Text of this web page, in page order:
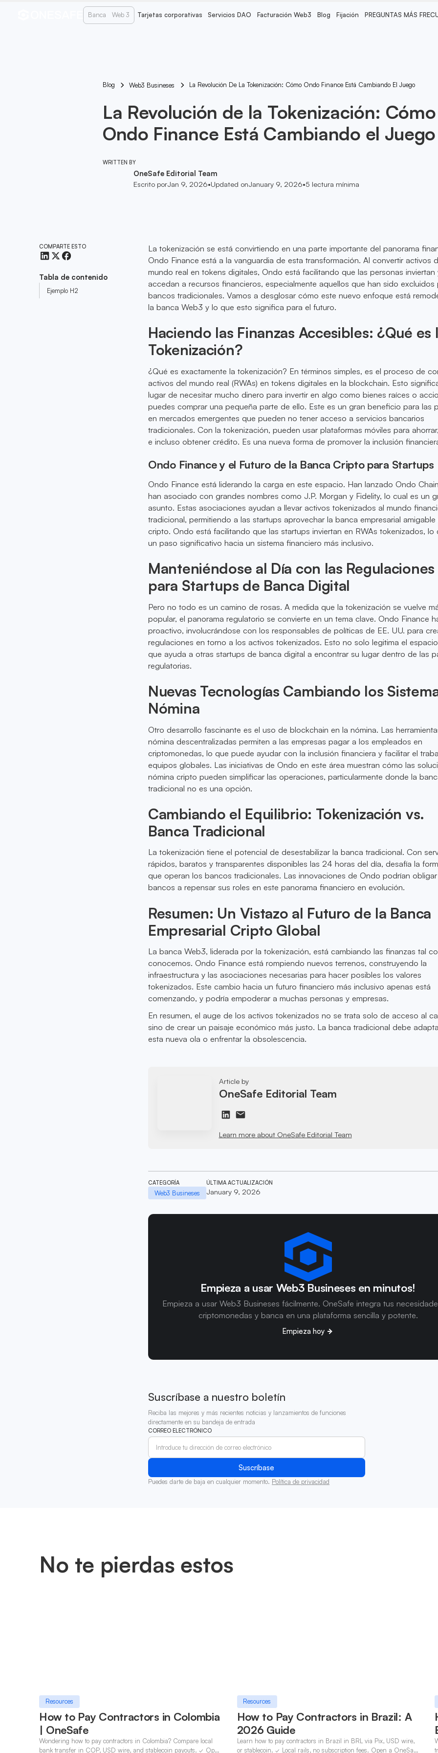
Banca Web 3 Tarjetas corporativas Servicios DAO Facturación Web3 Blog Fijación PREGUNTAS MÁS
Blog Web3 Busineses La Revolución De La Tokenización: Cómo Ondo Finance Está Cambiando El Juego
La Revolución de la Tokenización: Cómo
Ondo Finance Está Cambiando el Juego
WRITTEN BY
OneSafe Editorial Team
Escrito porJan 9, 2026•Updated onJanuary 9, 2026•5 lectura mínima
COMPARTE ESTO
Tabla de contenido
Ejemplo H2
La tokenización se está convirtiendo en una parte importante del panorama
Ondo Finance está a la vanguardia de esta transformación. Al convertir activos
mundo real en tokens digitales, Ondo está facilitando que las personas inviertan
accedan a recursos financieros, especialmente aquellos que han sido excluidos
bancos tradicionales. Vamos a desglosar cómo este nuevo enfoque está
la banca Web3 y lo que esto significa para el futuro.
Haciendo las Finanzas Accesibles: ¿Qué es
Tokenización?
¿Qué es exactamente la tokenización? En términos simples, es el proceso de
activos del mundo real (RWAs) en tokens digitales en la blockchain. Esto
lugar de necesitar mucho dinero para invertir en algo como bienes raíces o
puedes comprar una pequeña parte de ello. Este es un gran beneficio para las
en mercados emergentes que pueden no tener acceso a servicios bancarios
tradicionales. Con la tokenización, pueden usar plataformas móviles para
e incluso obtener crédito. Es una nueva forma de promover la inclusión
Ondo Finance y el Futuro de la Banca Cripto para Startups
Ondo Finance está liderando la carga en este espacio. Han lanzado Ondo
han asociado con grandes nombres como J.P. Morgan y Fidelity, lo cual es un
asunto. Estas asociaciones ayudan a llevar activos tokenizados al mundo
tradicional, permitiendo a las startups aprovechar la banca empresarial amigable
cripto. Ondo está facilitando que las startups inviertan en RWAs tokenizados, lo
un paso significativo hacia un sistema financiero más inclusivo.
Manteniéndose al Día con las Regulaciones
para Startups de Banca Digital
Pero no todo es un camino de rosas. A medida que la tokenización se vuelve
popular, el panorama regulatorio se convierte en un tema clave. Ondo Finance
proactivo, involucrándose con los responsables de políticas de EE. UU. para
regulaciones en torno a los activos tokenizados. Esto no solo legitima el
que ayuda a otras startups de banca digital a encontrar su lugar dentro de las
regulatorias.
Nuevas Tecnologías Cambiando los
Nómina
Otro desarrollo fascinante es el uso de blockchain en la nómina. Las
nómina descentralizadas permiten a las empresas pagar a los empleados en
criptomonedas, lo que puede ayudar con la inclusión financiera y facilitar el
equipos globales. Las iniciativas de Ondo en este área muestran cómo las
nómina cripto pueden simplificar las operaciones, particularmente donde la
tradicional no es una opción.
Cambiando el Equilibrio: Tokenización vs.
Banca Tradicional
La tokenización tiene el potencial de desestabilizar la banca tradicional. Con
rápidos, baratos y transparentes disponibles las 24 horas del día, desafía la
que operan los bancos tradicionales. Las innovaciones de Ondo podrían
bancos a repensar sus roles en este panorama financiero en evolución.
Resumen: Un Vistazo al Futuro de la Banca
Empresarial Cripto Global
La banca Web3, liderada por la tokenización, está cambiando las finanzas tal
conocemos. Ondo Finance está rompiendo nuevos terrenos, construyendo la
infraestructura y las asociaciones necesarias para hacer posibles los valores
tokenizados. Este cambio hacia un futuro financiero más inclusivo apenas está
comenzando, y podría empoderar a muchas personas y empresas.
En resumen, el auge de los activos tokenizados no se trata solo de acceso al
sino de crear un paisaje económico más justo. La banca tradicional debe
esta nueva ola o enfrentar la obsolescencia.
Article by
OneSafe Editorial Team
Learn more about OneSafe Editorial Team
CATEGORÍA
Web3 Busineses
ÚLTIMA ACTUALIZACIÓN
January 9, 2026
Empieza a usar Web3 Busineses en minutos!
Empieza a usar Web3 Busineses fácilmente. OneSafe integra tus
criptomonedas y banca en una plataforma sencilla y potente.
Empieza hoy
Suscríbase a nuestro boletín
Reciba las mejores y más recientes noticias y lanzamientos de funciones
directamente en su bandeja de entrada
CORREO ELECTRÓNICO
Puedes darte de baja en cualquier momento. Política de privacidad
No te pierdas estos
Resources
How to Pay Contractors in Colombia
| OneSafe
Wondering how to pay contractors in Colombia? Compare local
bank transfer in COP, USD wire, and stablecoin payouts. ✓ Open
Resources
How to Pay Contractors in Brazil: A
2026 Guide
Learn how to pay contractors in Brazil in BRL via Pix, USD wire,
or stablecoin. ✓ Local rails, no subscription fees. Open a OneSafe